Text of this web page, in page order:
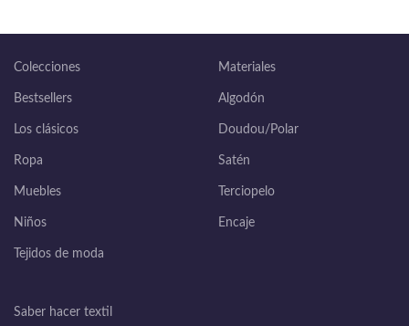
Colecciones
Bestsellers
Los clásicos
Ropa
Muebles
Niños
Tejidos de moda
Materiales
Algodón
Doudou/Polar
Satén
Terciopelo
Encaje
Saber hacer textil